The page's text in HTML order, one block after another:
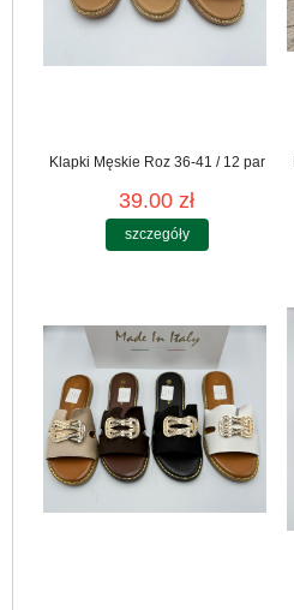
Klapki Męskie Roz 36-41 / 12 par
39.00 zł
szczegóły